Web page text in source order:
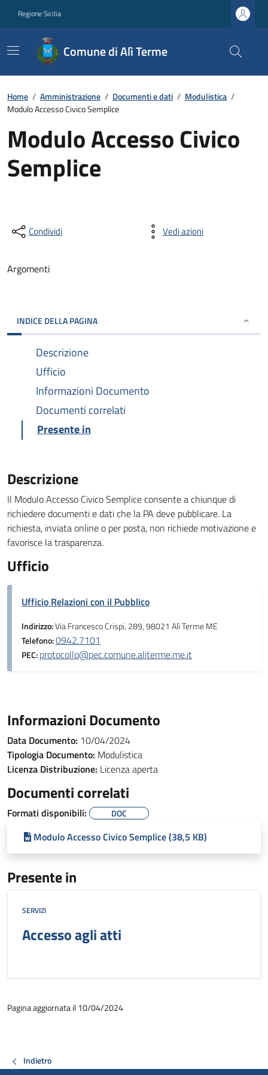
Regione Sicilia
Comune di Alì Terme
Home / Amministrazione / Documenti e dati / Modulistica /
Modulo Accesso Civico Semplice
Modulo Accesso Civico
Semplice
Condividi Vedi azioni
Argomenti
INDICE DELLA PAGINA
Descrizione
Ufficio
Informazioni Documento
Documenti correlati
Presente in
Descrizione
Il Modulo Accesso Civico Semplice consente a chiunque di
richiedere documenti e dati che la PA deve pubblicare. La
richiesta, inviata online o per posta, non richiede motivazione e
favorisce la trasparenza.
Ufficio
Ufficio Relazioni con il Pubblico
Indirizzo:Via Francesco Crispi, 289, 98021 Alì Terme ME
Telefono:0942.7101
PEC:protocollo@pec.comune.aliterme.me.it
Informazioni Documento
Data Documento: 10/04/2024
Tipologia Documento: Modulistica
Licenza Distribuzione: Licenza aperta
Documenti correlati
Formati disponibili: DOC
Modulo Accesso Civico Semplice (38,5 KB)
Presente in
SERVIZI
Accesso agli atti
Pagina aggiornata il 10/04/2024
Indietro